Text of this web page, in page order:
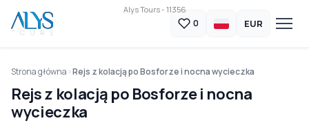
Alys Tours - 11356
0 EUR
Strona główna Rejs z kolacją po Bosforze i nocna wycieczka
Rejs z kolacją po Bosforze i nocna
wycieczka